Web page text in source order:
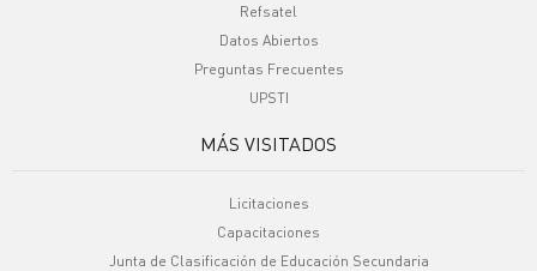
Refsatel
Datos Abiertos
Preguntas Frecuentes
UPSTI
MÁS VISITADOS
Licitaciones
Capacitaciones
Junta de Clasificación de Educación Secundaria